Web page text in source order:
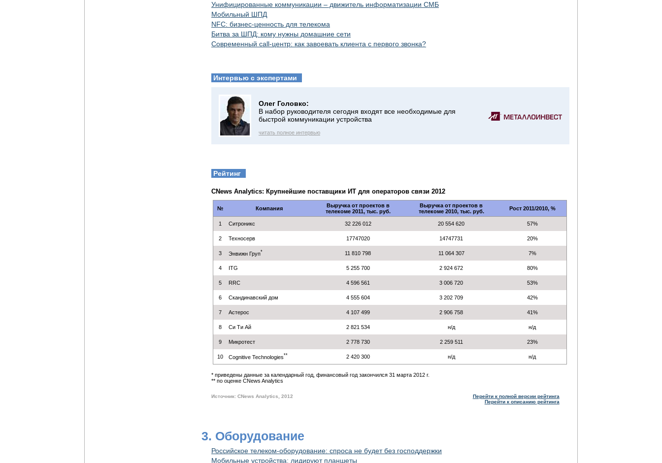
Унифицированные коммуникации – движитель информатизации СМБ
Мобильный ШПД
NFC: бизнес-ценность для телекома
Битва за ШПД: кому нужны домашние сети
Современный call-центр: как завоевать клиента с первого звонка?
Интервью с экспертами
Олег Головко:
В набор руководителя сегодня входят все необходимые для
быстрой коммуникации устройства
читать полное интервью
Рейтинг
CNews Analytics: Крупнейшие поставщики ИТ для операторов связи 2012
№ Компания
Выручка от проектов в
телекоме 2011, тыс. руб.
Выручка от проектов в
телекоме 2010, тыс. руб.
Рост 2011/2010, %
1 Ситроникс 32 226 012 20 554 620 57%
2 Техносерв 17747020 14747731 20%
3 Энвижн Груп* 11 810 798 11 064 307 7%
4 ITG 5 255 700 2 924 672 80%
5 RRC 4 596 561 3 006 720 53%
6 Скандинавский дом 4 555 604 3 202 709 42%
7 Астерос 4 107 499 2 906 758 41%
8 Си Ти Ай 2 821 534 н/д н/д
9 Микротест 2 778 730 2 259 511 23%
10 Cognitive Technologies** 2 420 300 н/д н/д
* приведены данные за календарный год, финансовый год закончился 31 марта 2012 г.
** по оценке CNews Analytics
Источник: CNews Analytics, 2012
Перейти к полной версии рейтинга
Перейти к описанию рейтинга
3. Оборудование
Российское телеком-оборудование: спроса не будет без господдержки
Мобильные устройства: лидируют планшеты